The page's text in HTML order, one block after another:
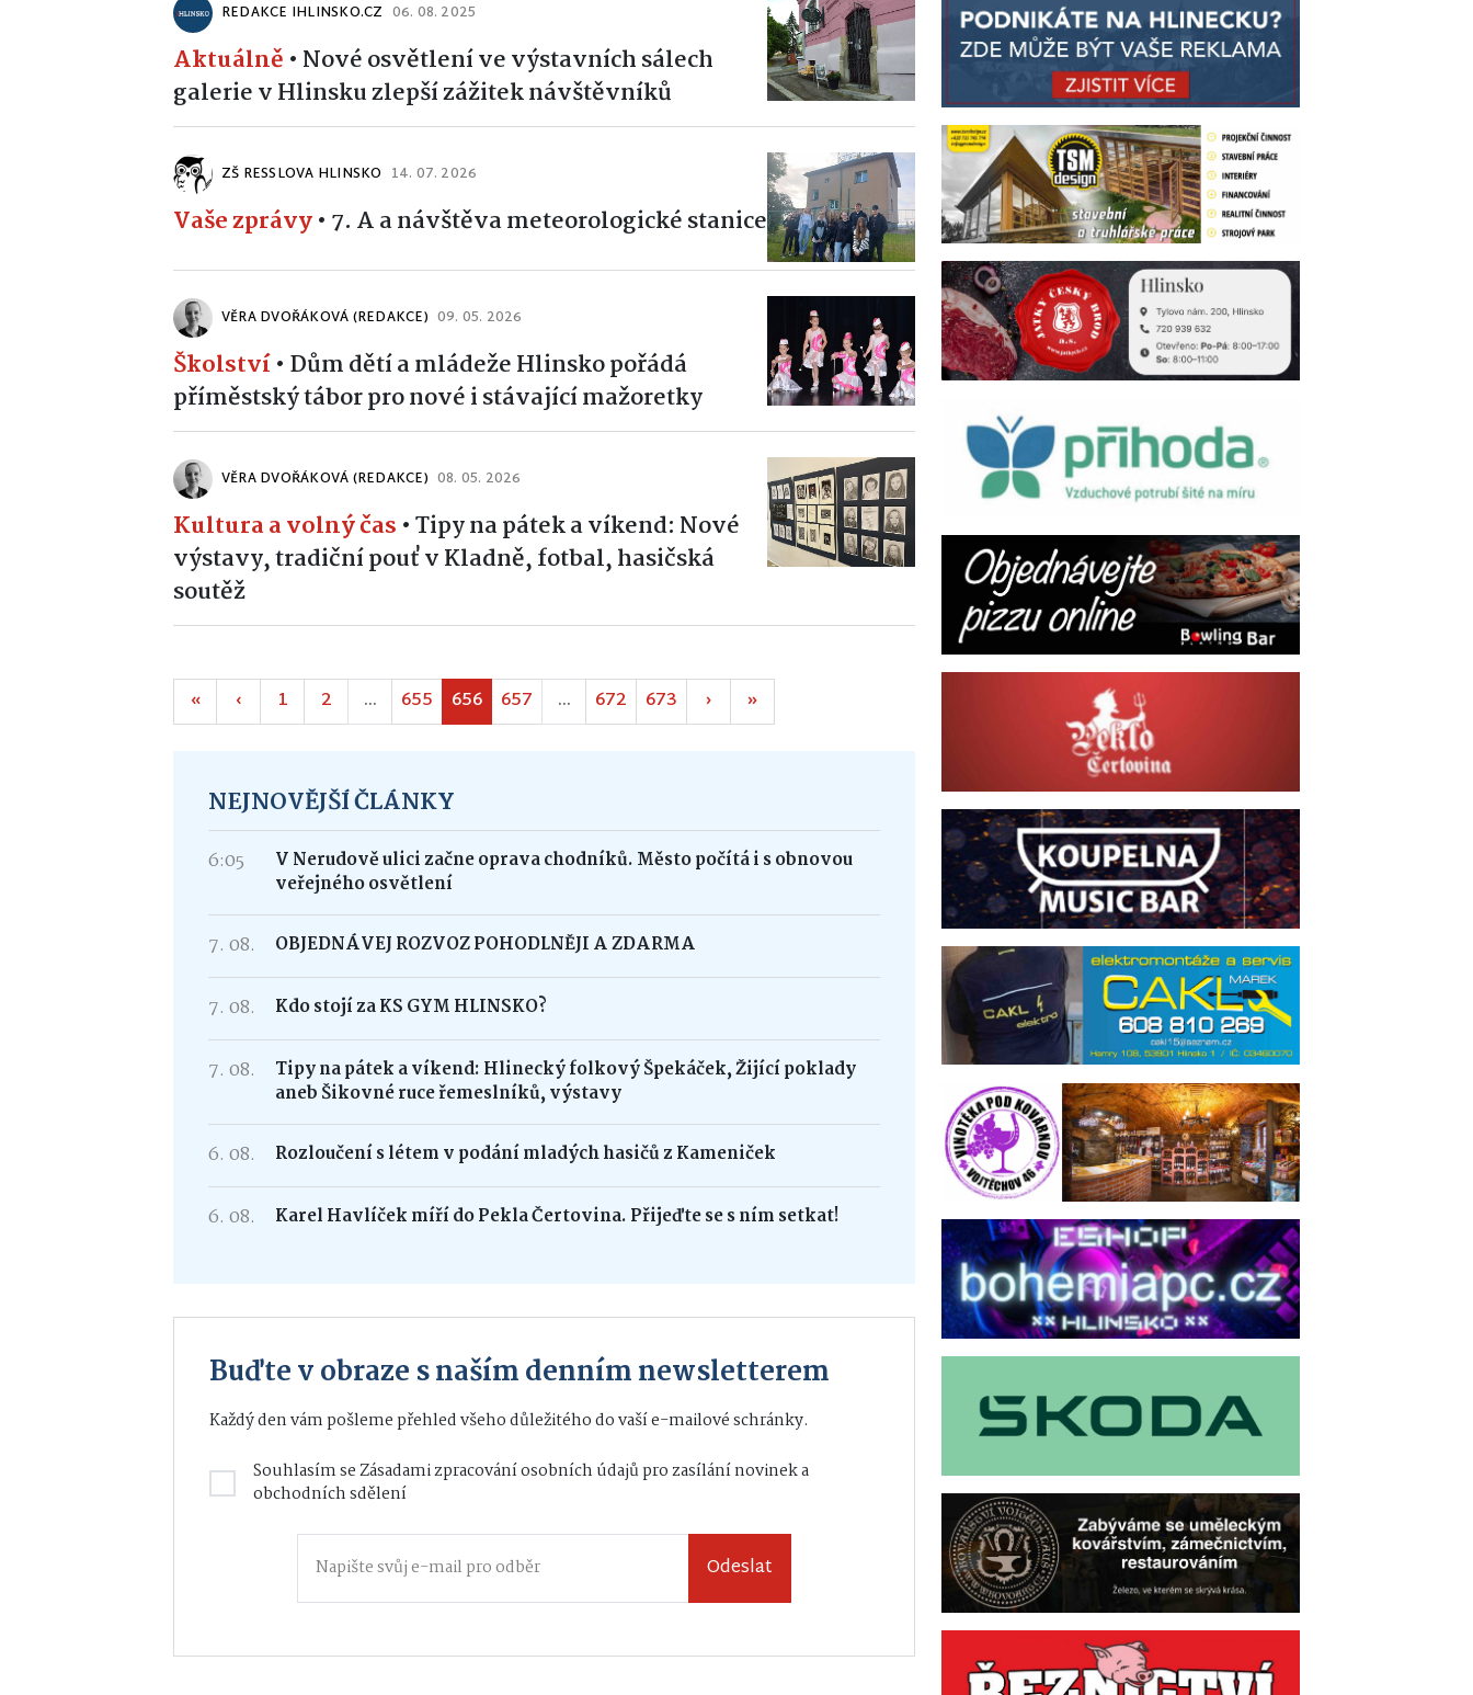
REDAKCE IHLINSKO.CZ 06. 08. 2025
Aktuálně • Nové osvětlení ve výstavních sálech
galerie v Hlinsku zlepší zážitek návštěvníků
ZŠ RESSLOVA HLINSKO 14. 07. 2026
Vaše zprávy• 7. A a návštěva meteorologické stanice
VĚRA DVOŘÁKOVÁ (REDAKCE) 09. 05. 2026
Školství• Dům dětí a mládeže Hlinsko pořádá
příměstský tábor pro nové i stávající mažoretky
VĚRA DVOŘÁKOVÁ (REDAKCE) 08. 05. 2026
Kultura a volný čas •Tipy na pátek a víkend: Nové
výstavy, tradiční pouť v Kladně, fotbal, hasičská
soutěž
« ‹ 1 2 ... 655 656 657 ... 672 673 › »
NEJNOVĚJŠÍ ČLÁNKY
6:05
V Nerudově ulici začne oprava chodníků. Město počítá i s obnovou
veřejného osvětlení
7. 08. OBJEDNÁVEJ ROZVOZ POHODLNĚJI A ZDARMA
7. 08. Kdo stojí za KS GYM HLINSKO?
7. 08.
Tipy na pátek a víkend: Hlinecký folkový Špekáček, Žijící poklady
aneb Šikovné ruce řemeslníků, výstavy
6. 08. Rozloučení s létem v podání mladých hasičů z Kameniček
6. 08. Karel Havlíček míří do Pekla Čertovina. Přijeďte se s ním setkat!
Buďte v obraze s naším denním newsletterem
Každý den vám pošleme přehled všeho důležitého do vaší e-mailové schránky.
Souhlasím seZásadami zpracování osobních údajůpro zasílání novinek a
obchodních sdělení
Odeslat